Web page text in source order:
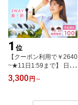
1 位
【クーポン利用で￥2640
~★11日1:59まで】 日傘
完全遮光 2段 折りたたみ
傘 (2way) 遮光率100% 1
紫外線 遮熱 −15℃遮熱効
3,300 円 ～